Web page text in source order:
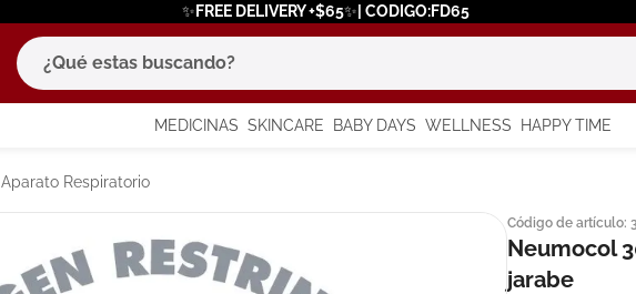
✨FREE DELIVERY +$65✨| CODIGO:FD65
¿Qué estas buscando?
MEDICINAS SKINCARE BABY DAYS WELLNESS HAPPY TIME
Aparato Respiratorio
Código de artículo:
Neumocol
jarabe
términos más buscados
1. eucerin
3. pilexil